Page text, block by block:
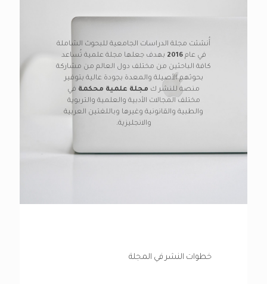
أُنشئت مجلة الدراسات الجامعية للبحوث الشاملة
في عام2016 بهدف جعلها مجلة علمية تُساعد
كافة الباحثين من مختلف دول العالم من مشاركة
بحوثهم الأصيلة والمعدة بجودة عالية بتوفير
منصة للنشر ك مجلة علمية محكمة في
مختلف المجالات الأدبية والعلمية والتربوية
والطبية والقانونية وغيرها وباللغتين العربية
والانجليزية.
خطوات النشر في المجلة